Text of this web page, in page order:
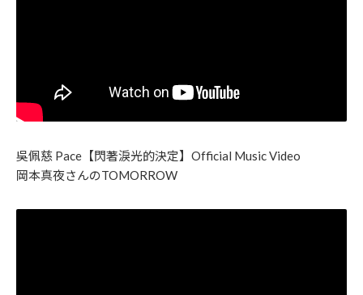
吳佩慈 Pace【閃著淚光的決定】Official Music Video
岡本真夜さんのTOMORROW